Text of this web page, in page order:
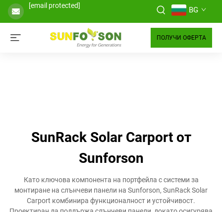
[email protected] BG
ПОЛУЧИ ОФЕРТА
SunRack Solar Carport от
Sunforson
Като ключова компонента на портфейла с системи за
монтиране на слънчеви панели на Sunforson, SunRack Solar
Carport комбинира функционалност и устойчивост.